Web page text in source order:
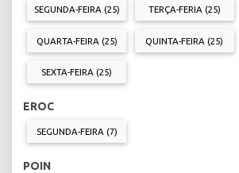
SEGUNDA-FEIRA (25) TERÇA-FERIA (25)
QUARTA-FEIRA (25) QUINTA-FEIRA (25)
SEXTA-FEIRA (25)
EROC
SEGUNDA-FEIRA (7)
POIN